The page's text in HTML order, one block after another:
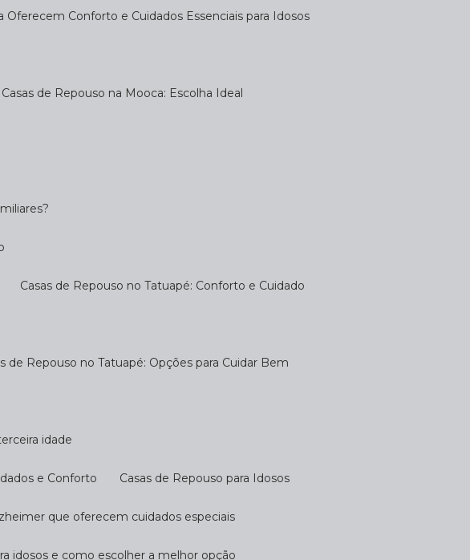
Oferecem Conforto e Cuidados Essenciais para Idosos
Casas de Repouso na Mooca: Escolha Ideal
Casas de Repouso no Tatuapé: Conforto e Cuidado
de Repouso no Tatuapé: Opções para Cuidar Bem
idade
e Conforto Casas de Repouso para Idosos
que oferecem cuidados especiais
idosos e como escolher a melhor opção